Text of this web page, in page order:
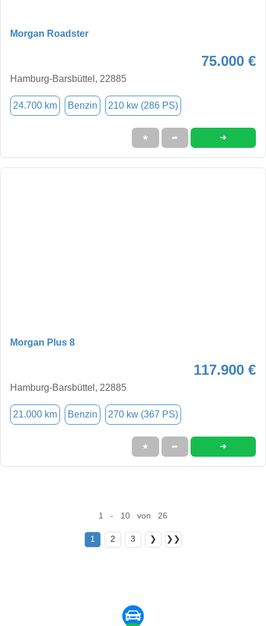
Morgan Roadster
75.000 €
Hamburg-Barsbüttel, 22885
24.700 km Benzin 210 kw (286 PS)
★ ➦ ➜
Morgan Plus 8
117.900 €
Hamburg-Barsbüttel, 22885
21.000 km Benzin 270 kw (367 PS)
★ ➦ ➜
1 - 10 von 26
1 2 3 ❯ ❯❯